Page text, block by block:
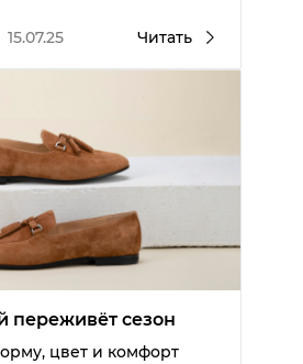
15.07.25 Читать
переживёт сезон
цвет и комфорт